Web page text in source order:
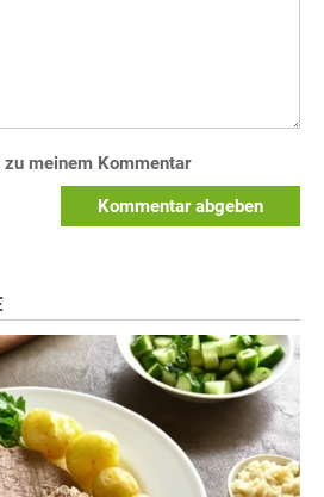
meinem Kommentar
Kommentar abgeben